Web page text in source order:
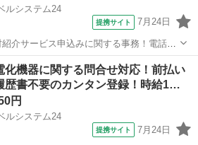
ルシステム24
提携サイト 7月24日
紹介サービス申込みに関する事務！電話対
メント】 ベルシステム
勤務時間や働き方など、あなたのライフ
...
務
化機器に関する問合せ対応！前払い
歴書不要のカンタン登録！時給1…
円
ルシステム24
提携サイト 7月24日